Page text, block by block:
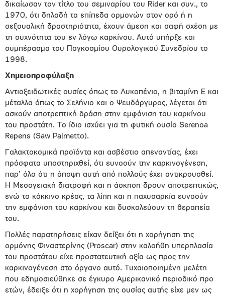
δικαίωσαν τον τίτλο του σεμιναρίου του Rider και συν., το
1970, ότι δηλαδή τα επίπεδα ορμονών στον ορό ή η
σεξουαλική δραστηριότητα, έχουν άμεση και σαφή σχέση με
τη συχνότητα του εν λόγω καρκίνου. Αυτό υπήρξε και
συμπέρασμα του Παγκοσμίου Ουρολογικού Συνεδρίου το
1998.
Χημειοπροφύλαξη
Αντιοξειδωτικές ουσίες όπως το Λυκοπένιο, η βιταμίνη Ε και
μέταλλα όπως το Σελήνιο και ο Ψευδάργυρος, λέγεται ότι
ασκούν αποτρεπτική δράση στην εμφάνιση του καρκίνου
του προστάτη. Το ίδιο ισχύει για τη φυτική ουσία Serenoa
Repens (Saw Palmetto).
Γαλακτοκομικά προϊόντα και ασβέστιο απεναντίας, έχει
πρόσφατα υποστηριχθεί, ότι ευνοούν την καρκινογένεση,
παρ’ όλο ότι η άποψη αυτή από πολλούς έχει αντικρουσθεί.
Η Μεσογειακή διατροφή και η άσκηση δρουν αποτρεπτικώς,
ενώ το κόκκινο κρέας, τα λίπη και η παχυσαρκία ευνοούν
την εμφάνιση του καρκίνου και δυσκολεύουν τη θεραπεία
του.
Πολλές παρατηρήσεις είχαν δείξει ότι η χορήγηση της
ορμόνης Φιναστερίνης (Proscar) στην καλοήθη υπερπλασία
του προστάτου είχε προστατευτική αξία ως προς την
καρκινογένεση στο όργανο αυτό. Τυχαιοποιημένη μελέτη
που εδημοσιεύθηκε σε έγκυρο Αμερικανικό περιοδικό προ
ετών, έδειξε ότι η χορήγηση της ουσίας αυτής είχε μεν ως